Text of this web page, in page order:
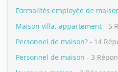
Formalités employée de
Maison villa, appartement - 5
Personnel de maison? - 14
Personnel de maison - 3